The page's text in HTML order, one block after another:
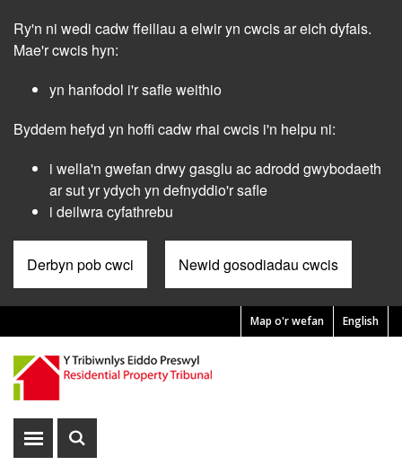
main
Ry'n ni wedi cadw ffeiliau a elwir yn cwcis ar eich dyfais.
Mae'r cwcis hyn:
yn hanfodol i'r safle weithio
Byddem hefyd yn hoffi cadw rhai cwcis i'n helpu ni:
i wella'n gwefan drwy gasglu ac adrodd gwybodaeth
ar sut yr ydych yn defnyddio'r safle
i deilwra cyfathrebu
Derbyn pob cwci Newid gosodiadau cwcis
English
Pre
Header
Menu
Map o'r wefan
DangosDangos